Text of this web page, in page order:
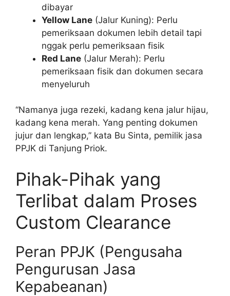
dibayar
Yellow Lane (Jalur Kuning): Perlu
pemeriksaan dokumen lebih detail tapi
nggak perlu pemeriksaan fisik
Red Lane (Jalur Merah): Perlu
pemeriksaan fisik dan dokumen secara
menyeluruh
“Namanya juga rezeki, kadang kena jalur hijau,
kadang kena merah. Yang penting dokumen
jujur dan lengkap,” kata Bu Sinta, pemilik jasa
PPJK di Tanjung Priok.
Pihak-Pihak yang
Terlibat dalam Proses
Custom Clearance
Peran PPJK (Pengusaha
Pengurusan Jasa
Kepabeanan)